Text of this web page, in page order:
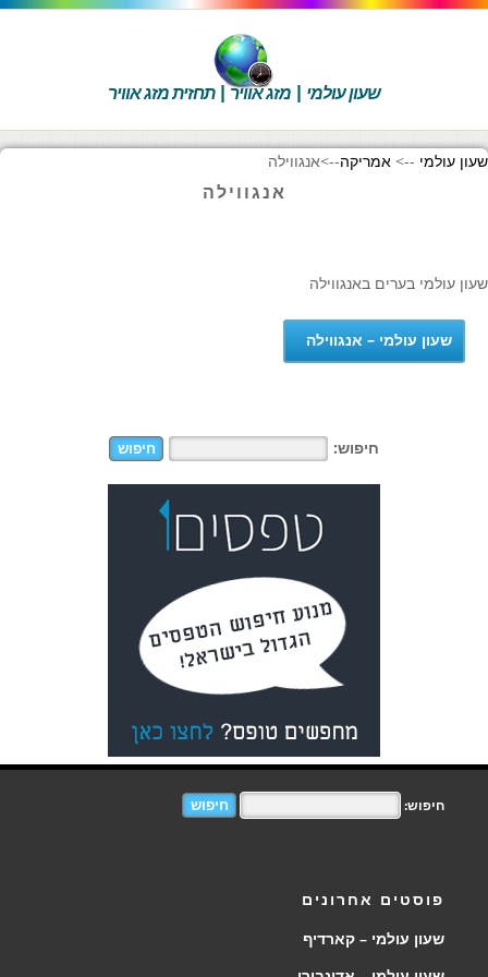
שעון עולמי | מזג אוויר | תחזית מזג אוויר
שעון עולמי --> אמריקה-->אנגווילה
אנגווילה
שעון עולמי בערים באנגווילה
שעון עולמי – אנגווילה
חיפוש:
חיפוש:
פוסטים אחרונים
שעון עולמי – קארדיף